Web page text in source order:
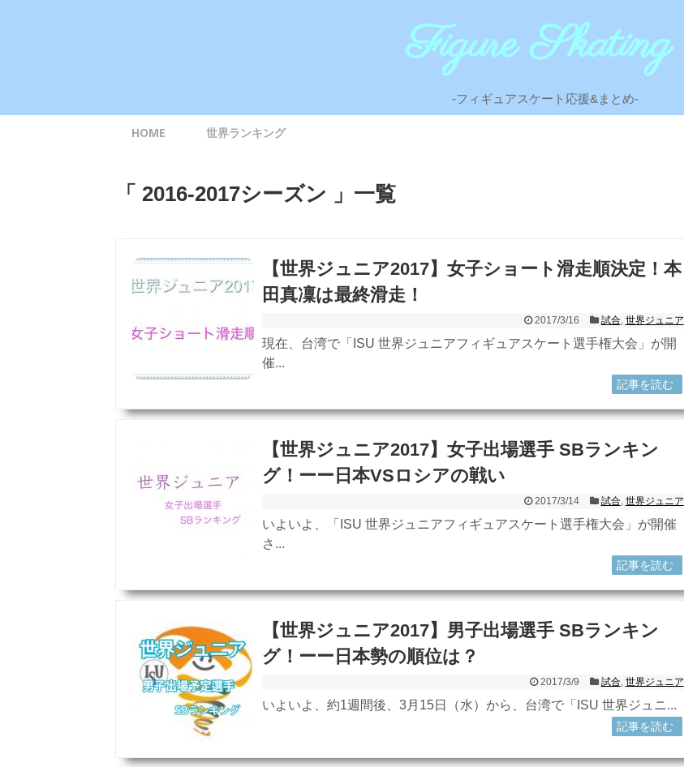
-フィギュアスケート応援&まとめ-
HOME 世界ランキング
「 2016-2017シーズン 」一覧
【世界ジュニア2017】女子ショート滑走順決定！本
田真凜は最終滑走！
2017/3/16 試合, 世界ジュニア
現在、台湾で「ISU 世界ジュニアフィギュアスケート選手権大会」が開
催...
記事を読む
【世界ジュニア2017】女子出場選手 SBランキン
グ！ーー日本VSロシアの戦い
2017/3/14 試合, 世界ジュニア
いよいよ、「ISU 世界ジュニアフィギュアスケート選手権大会」が開催
さ...
記事を読む
【世界ジュニア2017】男子出場選手 SBランキン
グ！ーー日本勢の順位は？
2017/3/9 試合, 世界ジュニア
いよいよ、約1週間後、3月15日（水）から、台湾で「ISU 世界ジュニ...
記事を読む